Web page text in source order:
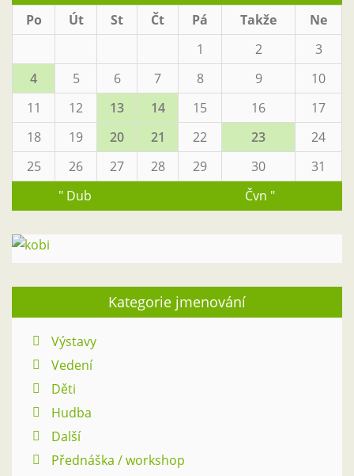
Po Út St Čt Pá Takže
Ne
1
2
3
4
5 6 7 8 9
10
11
12 13 14 15 16
17
18
19 20 21 22 23
24
25
26 27 28 29 30
31
" Dub
Čvn "
Kategorie jmenování
Výstavy
Vedení
Děti
Hudba
Další
Přednáška / workshop